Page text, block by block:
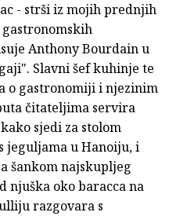
- strši iz mojih prednjih
Anthony Bourdain u
Slavni šef kuhinje te
o gastronomiji i njezinim
čitateljima servira
sjedi za stolom
jeguljama u Hanoiju, i
šankom najskupljeg
njuška oko baracca na
razgovara s